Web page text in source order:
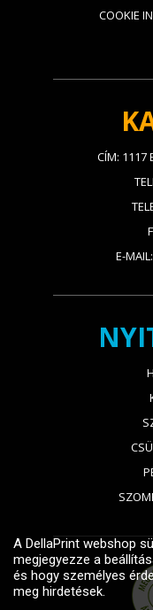
COOKIE
CÍM: 1117
E-